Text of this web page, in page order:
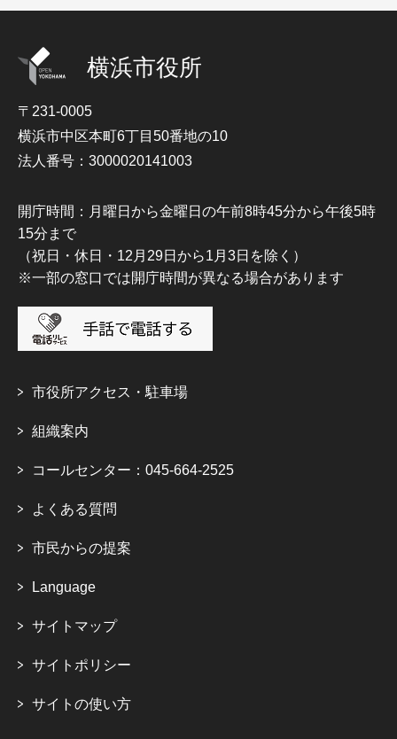
横浜市役所
〒231-0005
横浜市中区本町6丁目50番地の10
法人番号：3000020141003
開庁時間：月曜日から金曜日の午前8時45分から午後5時
15分まで
（祝日・休日・12月29日から1月3日を除く）
※一部の窓口では開庁時間が異なる場合があります
市役所アクセス・駐車場
組織案内
コールセンター：045-664-2525
よくある質問
市民からの提案
Language
サイトマップ
サイトポリシー
サイトの使い方